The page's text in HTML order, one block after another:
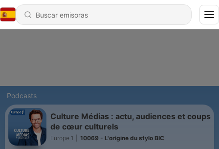
Podcasts
Culture Médias : actu, audiences et coups
de cœur culturels
Europe 1 10069 - L'origine du stylo BIC